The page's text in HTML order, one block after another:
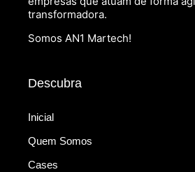
transformadora.
Somos AN1 Martech!
Descubra
Inicial
Quem Somos
Cases